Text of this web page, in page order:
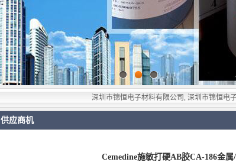
深圳市锦恒电子材料有限公司, 深圳市锦恒电
供应商机
Cemedine施敏打硬AB胶CA-186金